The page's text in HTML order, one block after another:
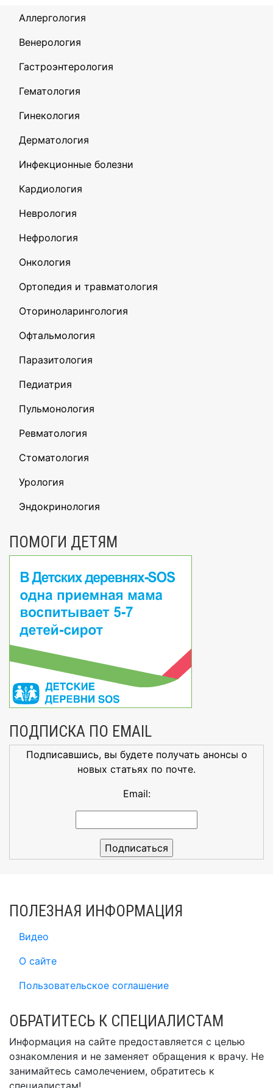
Аллергология
Венерология
Гастроэнтерология
Гематология
Гинекология
Дерматология
Инфекционные болезни
Кардиология
Неврология
Нефрология
Онкология
Ортопедия и травматология
Оториноларингология
Офтальмология
Паразитология
Педиатрия
Пульмонология
Ревматология
Стоматология
Урология
Эндокринология
ПОМОГИ ДЕТЯМ
ПОДПИСКА ПО EMAIL
Подписавшись, вы будете получать анонсы о
новых статьях по почте.
Email:
ПОЛЕЗНАЯ ИНФОРМАЦИЯ
Видео
О сайте
Пользовательское соглашение
ОБРАТИТЕСЬ К СПЕЦИАЛИСТАМ
Информация на сайте предоставляется с целью
ознакомления и не заменяет обращения к врачу. Не
занимайтесь самолечением, обратитесь к
специалистам!